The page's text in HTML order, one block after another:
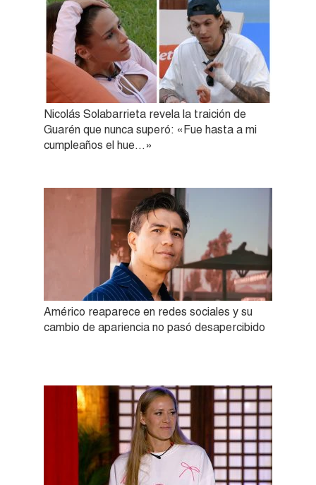
Nicolás Solabarrieta revela la traición de
Guarén que nunca superó: «Fue hasta a mi
cumpleaños el hue…»
Américo reaparece en redes sociales y su
cambio de apariencia no pasó desapercibido